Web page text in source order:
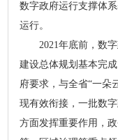
数字政府运行支撑体
运行。
2021年底前，数
建设总体规划基本完
府要求，与全省“一朵
现有效衔接，一批数
方面发挥重要作用，